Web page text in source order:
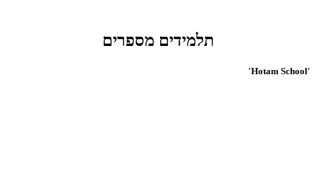
תלמידים מספרים
'Hotam School'